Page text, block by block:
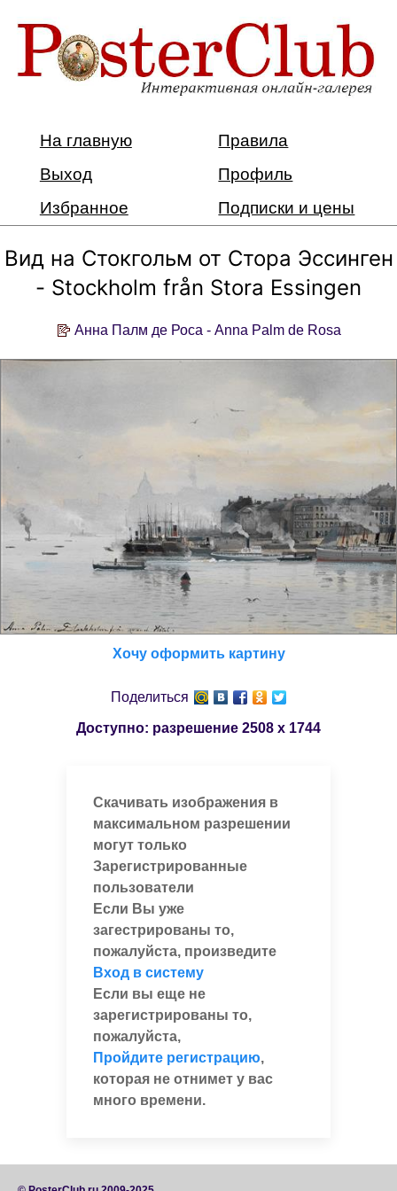
На главную
Правила
Выход
Профиль
Избранное
Подписки и цены
Вид на Стокгольм от Стора Эссинген
- Stockholm från Stora Essingen
Анна Палм де Роса - Anna Palm de Rosa
Хочу оформить картину
Поделиться
Доступно: разрешение 2508 x 1744
Скачивать изображения в
максимальном разрешении
могут только
Зарегистрированные
пользователи
Если Вы уже
загестрированы то,
пожалуйста, произведите
Вход в систему
Если вы еще не
зарегистрированы то,
пожалуйста,
Пройдите регистрацию,
которая не отнимет у вас
много времени.